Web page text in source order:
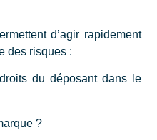
d’agir rapidement
des risques :
du déposant dans le
?